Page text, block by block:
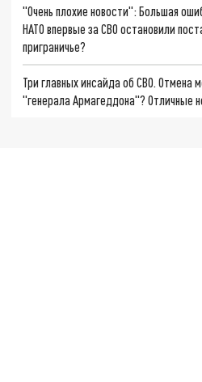
"Очень плохие новости": Большая
НАТО впервые за СВО остановили
приграничье?
Три главных инсайда об СВО. Отмена
"генерала Армагеддона"? Отличные